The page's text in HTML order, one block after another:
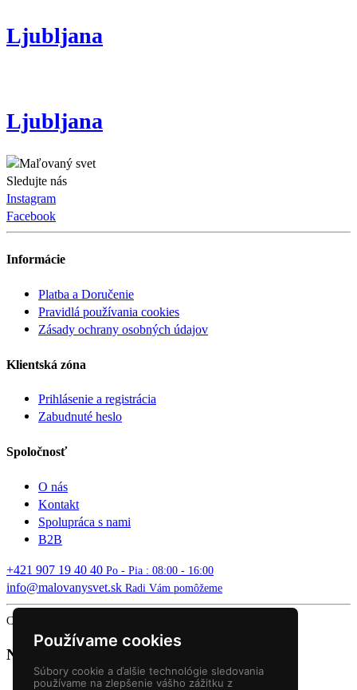
Používame cookies
Súbory cookie a ďalšie technológie sledovania
používame na zlepšenie vášho zážitku z
Ljubljana
Ljubljana
Sledujte nás
Instagram
Facebook
Informácie
Platba a Doručenie
Pravidlá používania cookies
Zásady ochrany osobných údajov
Klientská zóna
Prihlásenie a registrácia
Zabudnuté heslo
Spoločnosť
O nás
Kontakt
Spolupráca s nami
B2B
+421 907 19 40 40 Po - Pia : 08:00 - 16:00
info@malovanysvet.sk Radi Vám pomôžeme
Copyright © 2026 MALOVANÝ SVET. All rights reserved.
Nákupný košík